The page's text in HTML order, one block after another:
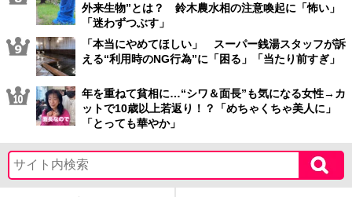
外来生物”とは？ 鈴木農水相の注意喚起に「怖い」
「迷わずつぶす」
「本当にやめてほしい」 スーパー銭湯スタッフが訴
える“利用時のNG行為”に「困る」「当たり前すぎ」
年を重ねて貧相に…“シワ＆面長”も気になる女性→カ
ットで10歳以上若返り！？「めちゃくちゃ美人に」
「とっても華やか」